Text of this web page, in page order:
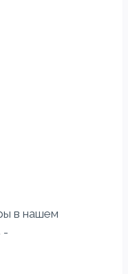
в нашем
-